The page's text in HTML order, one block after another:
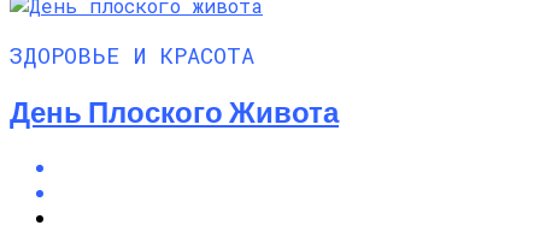
ЗДОРОВЬЕ И КРАСОТА
День Плоского Живота